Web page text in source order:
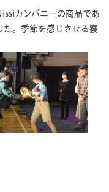
カンパニーの商品であ
た。季節を感じさせる獲